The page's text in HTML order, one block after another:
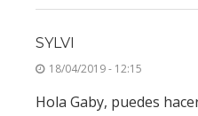
SYLVI
18/04/2019 - 12:15
Hola Gaby, puedes